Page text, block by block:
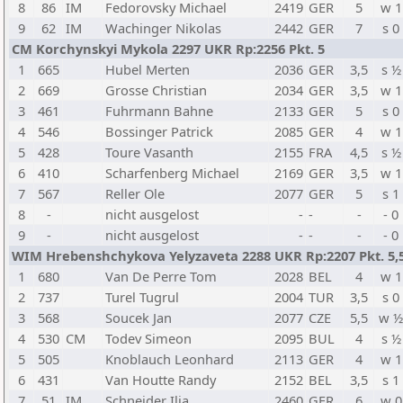
8 86 IM Fedorovsky Michael 2419 GER 5
w 1
9
62 IM Wachinger Nikolas 2442 GER 7
s 0
CM Korchynskyi Mykola 2297 UKR Rp:2256 Pkt. 5
1
665 Hubel Merten 2036 GER 3,5
s ½
2
669 Grosse Christian 2034 GER 3,5
w 1
3
461 Fuhrmann Bahne 2133 GER 5
s 0
4
546 Bossinger Patrick 2085 GER 4
w 1
5
428 Toure Vasanth 2155 FRA 4,5
s ½
6
410 Scharfenberg Michael 2169 GER 3,5
w 1
7
567 Reller Ole 2077 GER 5
s 1
8
- nicht ausgelost - - -
- 0
9
- nicht ausgelost - - -
- 0
WIM Hrebenshchykova Yelyzaveta 2288 UKR Rp:2207 Pkt.
1
680 Van De Perre Tom 2028 BEL 4
w 1
2
737 Turel Tugrul 2004 TUR 3,5
s 0
3
568 Soucek Jan 2077 CZE 5,5 w ½
4
530 CM Todev Simeon 2095 BUL 4
s ½
5
505 Knoblauch Leonhard 2113 GER 4
w 1
6
431 Van Houtte Randy 2152 BEL 3,5
s 1